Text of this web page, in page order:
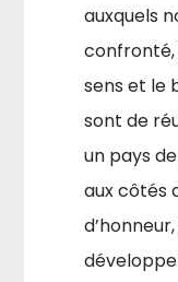
auxquels
confronté,
sens et le
sont de
un pays
aux côtés